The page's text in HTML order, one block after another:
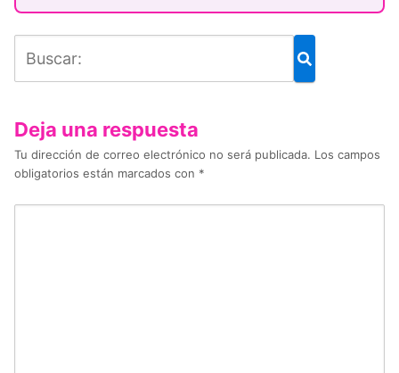
Deja una respuesta
Tu dirección de correo electrónico no será publicada. Los campos
obligatorios están marcados con *